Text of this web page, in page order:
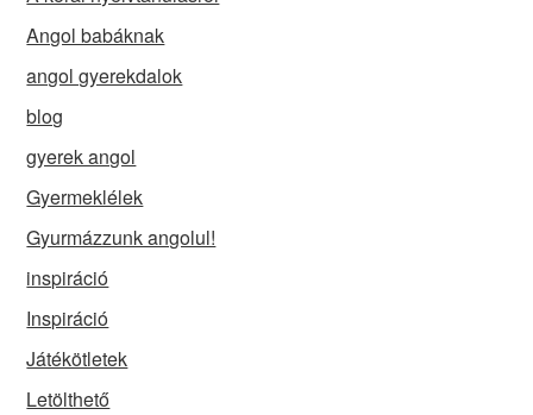
Angol babáknak
angol gyerekdalok
blog
gyerek angol
Gyermeklélek
Gyurmázzunk angolul!
inspiráció
Inspiráció
Játékötletek
Letölthető